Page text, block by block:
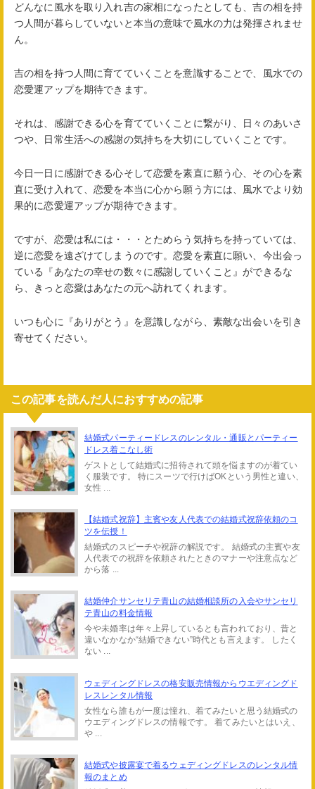
どんなに風水を取り入れ吉の家相になったとしても、吉の相を持
つ人間が暮らしていないと本当の意味で風水の力は発揮されませ
ん。
吉の相を持つ人間に育てていくことを意識することで、風水での
恋愛運アップを期待できます。
それは、感謝できる心を育てていくことに繋がり、日々のあいさ
つや、日常生活への感謝の気持ちを大切にしていくことです。
今日一日に感謝できる心そして恋愛を素直に願う心、その心を素
直に受け入れて、恋愛を本当に心から願う方には、風水でより効
果的に恋愛運アップが期待できます。
ですが、恋愛は私には・・・とためらう気持ちを持っていては、
逆に恋愛を遠ざけてしまうのです。恋愛を素直に願い、今出会っ
ている『あなたの幸せの数々に感謝していくこと』ができるな
ら、きっと恋愛はあなたの元へ訪れてくれます。
いつも心に『ありがとう』を意識しながら、素敵な出会いを引き
寄せてください。
この記事を読んだ人におすすめの記事
結婚式パーティードレスのレンタル・通販とパーティー
ドレス着こなし術
ゲストとして結婚式に招待されて頭を悩ますのが着てい
く服装です。 特にスーツで行けばOKという男性と違い、
女性 ...
【結婚式祝辞】主賓や友人代表での結婚式祝辞依頼のコ
ツを伝授！
結婚式のスピーチや祝辞の解説です。 結婚式の主賓や友
人代表での祝辞を依頼されたときのマナーや注意点など
から落 ...
結婚仲介サンセリテ青山の結婚相談所の入会やサンセリ
テ青山の料金情報
今や未婚率は年々上昇しているとも言われており、昔と
違いなかなか“結婚できない”時代とも言えます。 したく
ない ...
ウェディングドレスの格安販売情報からウエディングド
レスレンタル情報
女性なら誰もが一度は憧れ、着てみたいと思う結婚式の
ウエディングドレスの情報です。 着てみたいとはいえ、
や ...
結婚式や披露宴で着るウェディングドレスのレンタル情
報のまとめ